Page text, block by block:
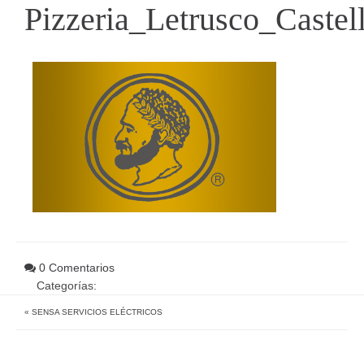
0 Comentarios
Categorías:
« SENSA SERVICIOS ELÉCTRICOS